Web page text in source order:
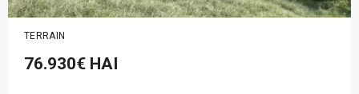
TERRAIN
76.930€ HAI